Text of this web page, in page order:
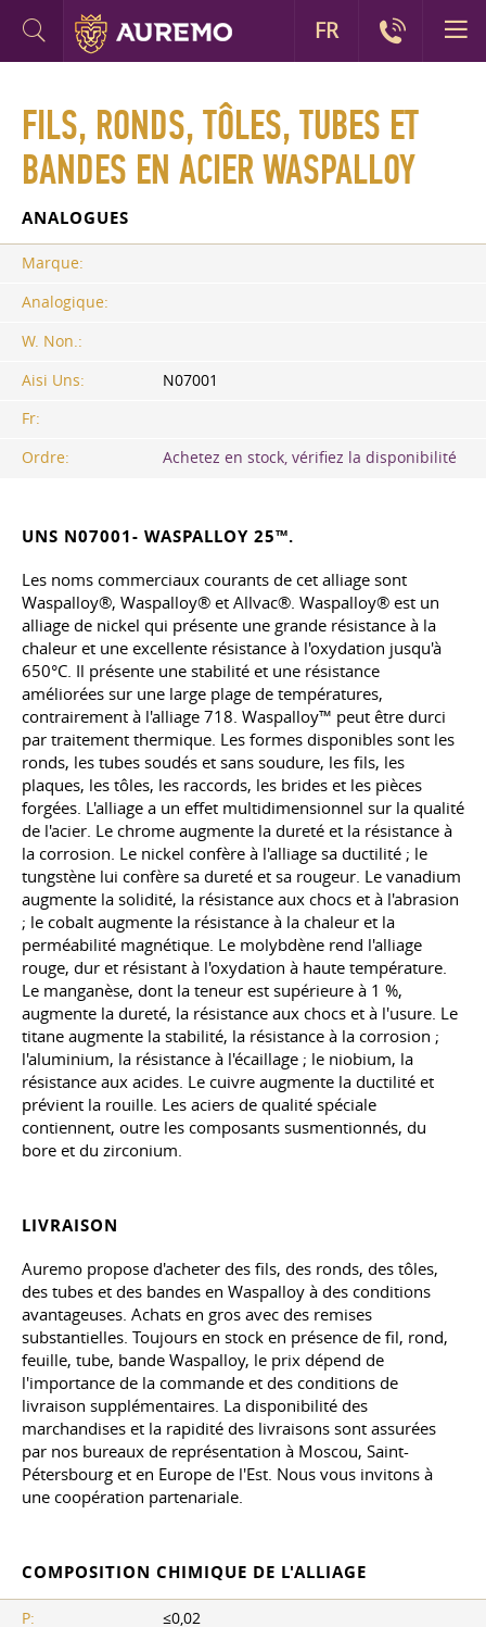
FILS, RONDS, TÔLES, TUBES ET
BANDES EN ACIER WASPALLOY
ANALOGUES
Marque:
Analogique:
W. Non.:
Aisi Uns:
N07001
Fr:
Ordre:
Achetez en stock, vérifiez la disponibilité
UNS N07001- WASPALLOY 25™.
Les noms commerciaux courants de cet alliage sont
Waspalloy®, Waspalloy® et Allvac®. Waspalloy® est un
alliage de nickel qui présente une grande résistance à la
chaleur et une excellente résistance à l'oxydation jusqu'à
650°C. Il présente une stabilité et une résistance
améliorées sur une large plage de températures,
contrairement à l'alliage 718. Waspalloy™ peut être durci
par traitement thermique. Les formes disponibles sont les
ronds, les tubes soudés et sans soudure, les fils, les
plaques, les tôles, les raccords, les brides et les pièces
forgées. L'alliage a un effet multidimensionnel sur la qualité
de l'acier. Le chrome augmente la dureté et la résistance à
la corrosion. Le nickel confère à l'alliage sa ductilité ; le
tungstène lui confère sa dureté et sa rougeur. Le vanadium
augmente la solidité, la résistance aux chocs et à l'abrasion
; le cobalt augmente la résistance à la chaleur et la
perméabilité magnétique. Le molybdène rend l'alliage
rouge, dur et résistant à l'oxydation à haute température.
Le manganèse, dont la teneur est supérieure à 1 %,
augmente la dureté, la résistance aux chocs et à l'usure. Le
titane augmente la stabilité, la résistance à la corrosion ;
l'aluminium, la résistance à l'écaillage ; le niobium, la
résistance aux acides. Le cuivre augmente la ductilité et
prévient la rouille. Les aciers de qualité spéciale
contiennent, outre les composants susmentionnés, du
bore et du zirconium.
LIVRAISON
Auremo propose d'acheter des fils, des ronds, des tôles,
des tubes et des bandes en Waspalloy à des conditions
avantageuses. Achats en gros avec des remises
substantielles. Toujours en stock en présence de fil, rond,
feuille, tube, bande Waspalloy, le prix dépend de
l'importance de la commande et des conditions de
livraison supplémentaires. La disponibilité des
marchandises et la rapidité des livraisons sont assurées
par nos bureaux de représentation à Moscou, Saint-
Pétersbourg et en Europe de l'Est. Nous vous invitons à
une coopération partenariale.
COMPOSITION CHIMIQUE DE L'ALLIAGE
P:
≤0,02
FR